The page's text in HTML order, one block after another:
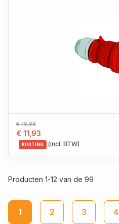
€ 19,88
€ 11,93
KORTING (incl. BTW)
Producten 1-12 van de 99
1 2 3 4